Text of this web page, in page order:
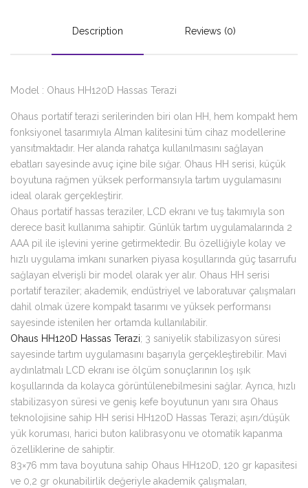
Description Reviews (0)
Model : Ohaus HH120D Hassas Terazi
Ohaus portatif terazi serilerinden biri olan HH, hem kompakt hem
fonksiyonel tasarımıyla Alman kalitesini tüm cihaz modellerine
yansıtmaktadır. Her alanda rahatça kullanılmasını sağlayan
ebatları sayesinde avuç içine bile sığar. Ohaus HH serisi, küçük
boyutuna rağmen yüksek performansıyla tartım uygulamasını
ideal olarak gerçekleştirir.
Ohaus portatif hassas teraziler, LCD ekranı ve tuş takımıyla son
derece basit kullanıma sahiptir. Günlük tartım uygulamalarında 2
AAA pil ile işlevini yerine getirmektedir. Bu özelliğiyle kolay ve
hızlı uygulama imkanı sunarken piyasa koşullarında güç tasarrufu
sağlayan elverişli bir model olarak yer alır. Ohaus HH serisi
portatif teraziler; akademik, endüstriyel ve laboratuvar çalışmaları
dahil olmak üzere kompakt tasarımı ve yüksek performansı
sayesinde istenilen her ortamda kullanılabilir.
Ohaus HH120D Hassas Terazi; 3 saniyelik stabilizasyon süresi
sayesinde tartım uygulamasını başarıyla gerçekleştirebilir. Mavi
aydınlatmalı LCD ekranı ise ölçüm sonuçlarının loş ışık
koşullarında da kolayca görüntülenebilmesini sağlar. Ayrıca, hızlı
stabilizasyon süresi ve geniş kefe boyutunun yanı sıra Ohaus
teknolojisine sahip HH serisi HH120D Hassas Terazi; aşırı/düşük
yük koruması, harici buton kalibrasyonu ve otomatik kapanma
özelliklerine de sahiptir.
83×76 mm tava boyutuna sahip Ohaus HH120D, 120 gr kapasitesi
ve 0,2 gr okunabilirlik değeriyle akademik çalışmaları,